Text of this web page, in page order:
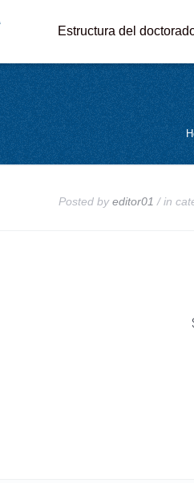
Estructura del
Posted byeditor01 / in